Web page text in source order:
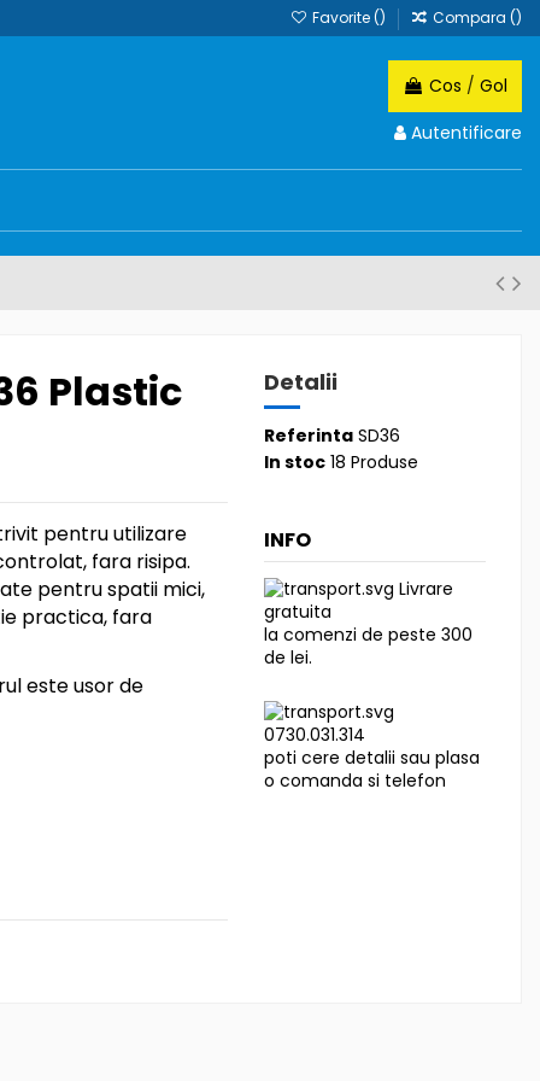
Favorite () Compara ()
Cos / Gol
Autentificare
Plastic
pentru utilizare
fara risipa.
pentru spatii mici,
practica, fara
este usor de
Detalii
Referinta SD36
In stoc 18 Produse
INFO
Livrare
gratuita
la comenzi de peste 300
de lei.
0730.031.314
poti cere detalii sau plasa
o comanda si telefon